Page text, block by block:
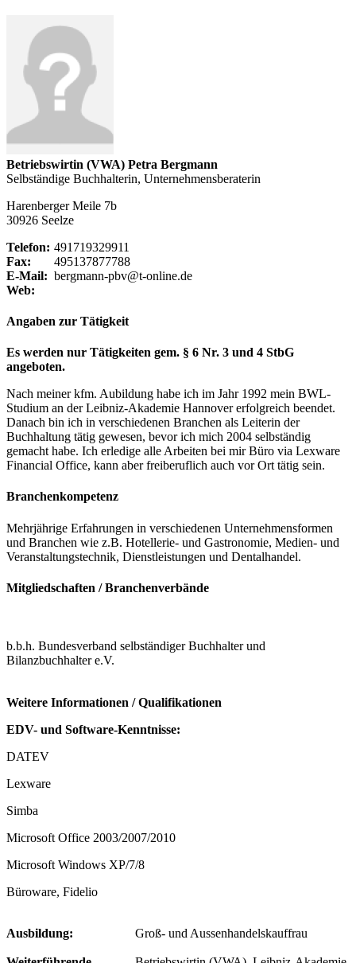
Betriebswirtin (VWA) Petra Bergmann
Selbständige Buchhalterin, Unternehmensberaterin
Harenberger Meile 7b
30926 Seelze
Telefon: 491719329911
Fax:
495137877788
E-Mail: bergmann-pbv@t-online.de
Web:
Angaben zur Tätigkeit
Es werden nur Tätigkeiten gem. § 6 Nr. 3 und 4 StbG
angeboten.
Nach meiner kfm. Aubildung habe ich im Jahr 1992 mein BWL-
Studium an der Leibniz-Akademie Hannover erfolgreich beendet.
Danach bin ich in verschiedenen Branchen als Leiterin der
Buchhaltung tätig gewesen, bevor ich mich 2004 selbständig
gemacht habe. Ich erledige alle Arbeiten bei mir Büro via Lexware
Financial Office, kann aber freiberuflich auch vor Ort tätig sein.
Branchenkompetenz
Mehrjährige Erfahrungen in verschiedenen Unternehmensformen
und Branchen wie z.B. Hotellerie- und Gastronomie, Medien- und
Veranstaltungstechnik, Dienstleistungen und Dentalhandel.
Mitgliedschaften / Branchenverbände
b.b.h. Bundesverband selbständiger Buchhalter und
Bilanzbuchhalter e.V.
Weitere Informationen / Qualifikationen
EDV- und Software-Kenntnisse:
DATEV
Lexware
Simba
Microsoft Office 2003/2007/2010
Microsoft Windows XP/7/8
Büroware, Fidelio
Ausbildung: Groß- und Aussenhandelskauffrau